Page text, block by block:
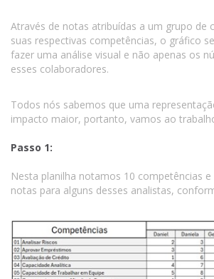
Através de notas atribuídas a um grupo de
suas respectivas competências, o gráfico
fazer uma análise visual e não apenas os
esses colaboradores.
Todos nós sabemos que uma
impacto maior, portanto, vamos ao
Passo 1:
Nesta planilha notamos 10 competências
notas para alguns desses analistas,